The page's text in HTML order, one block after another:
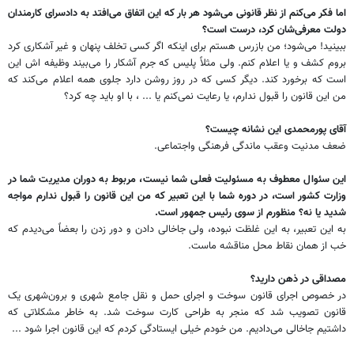
اما فکر می‌کنم از نظر قانونی می‌شود هر بار که این اتفاق می‌افتد به دادسرای کارمندان
دولت معرفی‌شان کرد، درست است؟
ببینید! می‌شود؛ من بازرس هستم برای اینکه اگر کسی تخلف پنهان و غیر آشکاری کرد
بروم کشف و یا اعلام کنم. ولی مثلاً پلیس که جرم آشکار را می‌بیند وظیفه اش این
است که برخورد کند. دیگر کسی که در روز روشن دارد جلوی همه اعلام می‌کند که
من این قانون را قبول ندارم، یا رعایت نمی‌کنم یا ... ، با او باید چه کرد؟
آقای پورمحمدی این نشانه چیست؟
ضعف مدنیت وعقب ماندگی فرهنگی واجتماعی.
این سئوال معطوف به مسئولیت فعلی شما نیست، مربوط به دوران مدیریت شما در
وزارت کشور است، در دوره شما با این تعبیر که من این قانون را قبول ندارم مواجه
شدید یا نه؟ منظورم از سوی رئیس جمهور است.
به این تعبیر، به این غلظت نبوده، ولی جاخالی دادن و دور زدن را بعضاً می‌دیدم که
خب از همان نقاط محل مناقشه ماست.
مصداقی در ذهن دارید؟
در خصوص اجرای قانون سوخت و اجرای حمل و نقل جامع شهری و برون‌شهری یک
قانون تصویب شد که منجر به طراحی کارت سوخت شد. به خاطر مشکلاتی که
داشتیم جاخالی می‌دادیم. من خودم خیلی ایستادگی کردم که این قانون اجرا شود ...